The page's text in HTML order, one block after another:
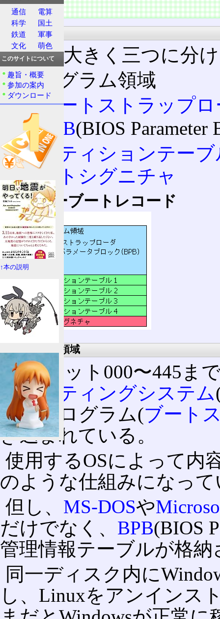
特徴
構造
領域は大きく三つに分
プログラム領域
ブートストラップ
BPB(BIOS Parameter
パーティションテーブ
ブートシグニチャ
マスターブートレコード
プログラム領域
オフセット000〜445ま
ペレーティングシステム
めのプログラム(ブート
き込まれている。
使用するOSによって内
のような仕組みになっ
但し、 MS-DOSや
だけでなく、 BPB(BIOS
管理情報テーブルが格
同一ディスク内に
し、Linuxをアンインス
通信
電算
科学
国土
鉄道
軍事
文化
萌色
このサイトについて
趣旨・概要
参加の案内
ダウンロード
↑本の説明